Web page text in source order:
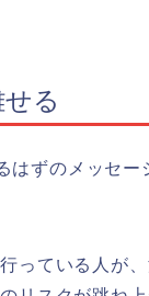
る
はずのメッセー
っている人が